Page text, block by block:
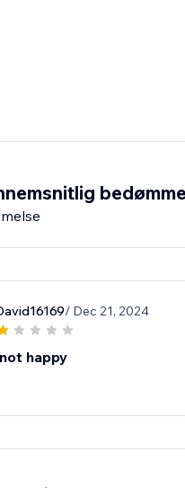
/ Dec 21, 2024
not happy